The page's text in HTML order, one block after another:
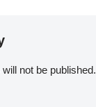
not be published.